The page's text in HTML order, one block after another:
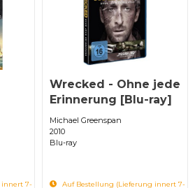
innert 7-
Wrecked - Ohne jede
Erinnerung [Blu-ray]
Michael Greenspan
2010
Blu-ray
Auf Bestellung (Lieferung innert 7-